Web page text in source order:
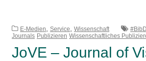
unseriösen
Fachzeitschriften
E-Medien Service Wissenschaft
Journals Publizieren Wissenschaftliches
JoVE – Journal of